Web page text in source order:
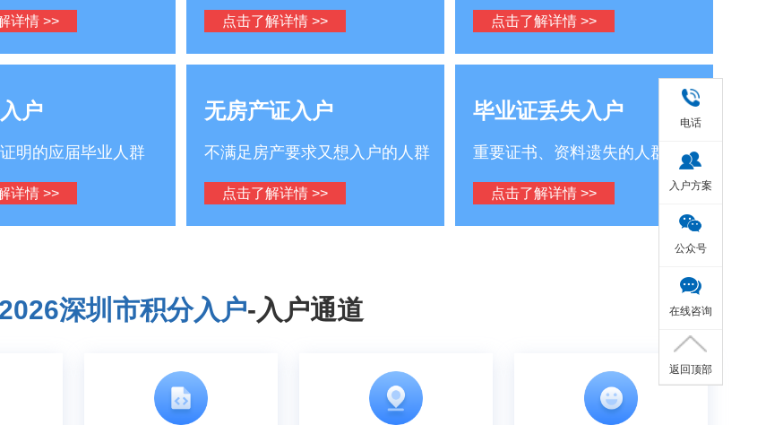
详情 >> 点击了解详情 >> 点击了解详情 >>
户
明的应届毕业人群
详情 >>
无房产证入户
不满足房产要求又想入户的人群
点击了解详情 >>
毕业证丢失入户
重要证书、资料遗失的人群
点击了解详情 >>
2026深圳市积分入户-入户通道
电话
入户方案
公众号
在线咨询
返回顶部